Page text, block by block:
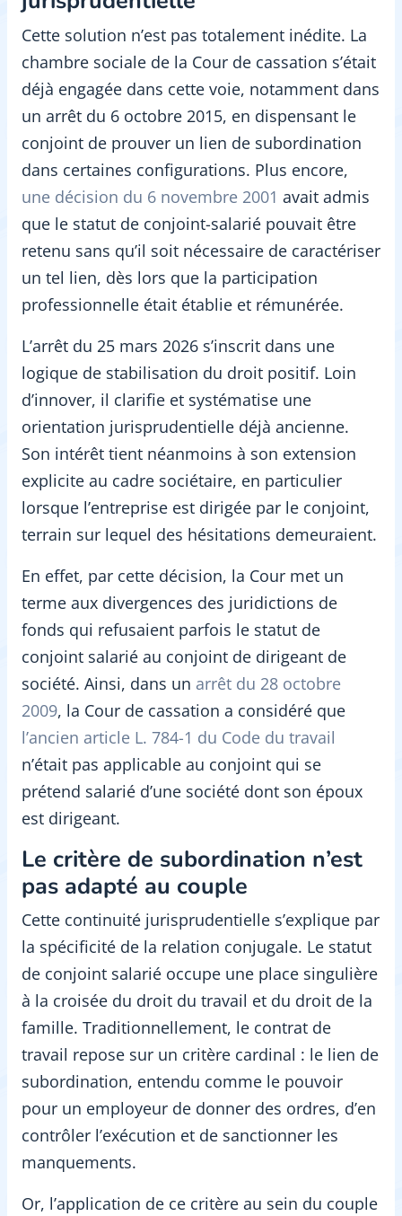
Cette solution n’est pas totalement inédite. La
chambre sociale de la Cour de cassation s’était
déjà engagée dans cette voie, notamment dans
un arrêt du 6 octobre 2015, en dispensant le
conjoint de prouver un lien de subordination
dans certaines configurations. Plus encore,
une décision du 6 novembre 2001 avait admis
que le statut de conjoint-salarié pouvait être
retenu sans qu’il soit nécessaire de caractériser
un tel lien, dès lors que la participation
professionnelle était établie et rémunérée.
L’arrêt du 25 mars 2026 s’inscrit dans une
logique de stabilisation du droit positif. Loin
d’innover, il clarifie et systématise une
orientation jurisprudentielle déjà ancienne.
Son intérêt tient néanmoins à son extension
explicite au cadre sociétaire, en particulier
lorsque l’entreprise est dirigée par le conjoint,
terrain sur lequel des hésitations demeuraient.
En effet, par cette décision, la Cour met un
terme aux divergences des juridictions de
fonds qui refusaient parfois le statut de
conjoint salarié au conjoint de dirigeant de
société. Ainsi, dans un arrêt du 28 octobre
2009, la Cour de cassation a considéré que
l’ancien article L. 784-1 du Code du travail
n’était pas applicable au conjoint qui se
prétend salarié d’une société dont son époux
est dirigeant.
Le critère de subordination n’est
pas adapté au couple
Cette continuité jurisprudentielle s’explique par
la spécificité de la relation conjugale. Le statut
de conjoint salarié occupe une place singulière
à la croisée du droit du travail et du droit de la
famille. Traditionnellement, le contrat de
travail repose sur un critère cardinal : le lien de
subordination, entendu comme le pouvoir
pour un employeur de donner des ordres, d’en
contrôler l’exécution et de sanctionner les
manquements.
Or, l’application de ce critère au sein du couple